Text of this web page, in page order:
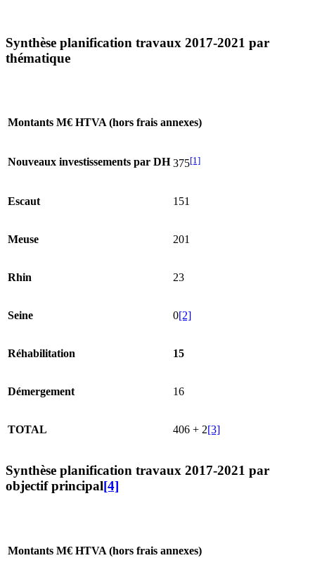
Synthèse planification travaux 2017-2021 par
thématique
Montants M€ HTVA (hors frais annexes)
Nouveaux investissements par DH 375[1]
Escaut 151
Meuse 201
Rhin 23
Seine 0[2]
Réhabilitation 15
Démergement 16
TOTAL 406 + 2[3]
Synthèse planification travaux 2017-2021 par
objectif principal[4]
Montants M€ HTVA (hors frais annexes)